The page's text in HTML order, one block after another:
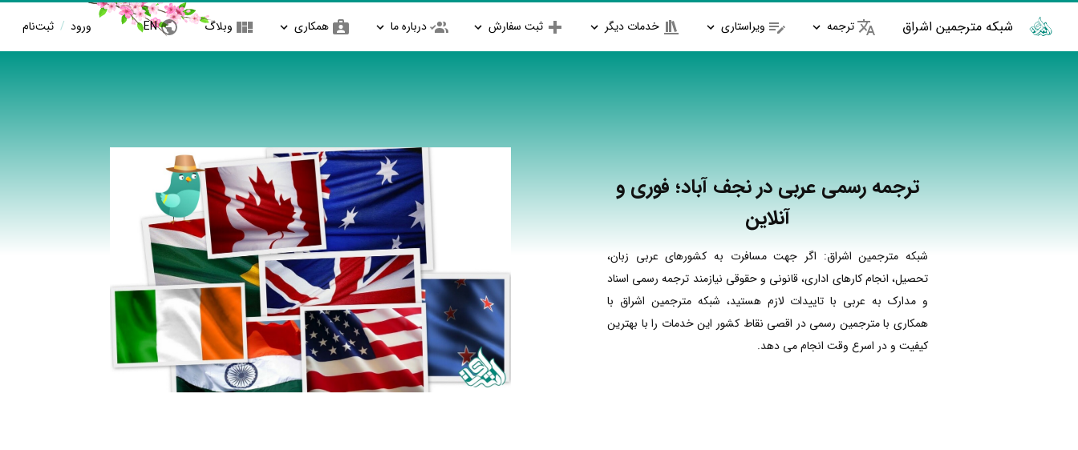
شبکه مترجمین اشراق ترجمه ویراستاری خدمات دیگر ثبت سفارش درباره ما همکاری وبلاگ EN ورود / ثبت‌نام
ترجمه رسمی عربی در نجف آباد؛ فوری و
آنلاین
شبکه مترجمین اشراق: اگر جهت مسافرت به کشورهای عربی زبان،
تحصیل، انجام کارهای اداری، قانونی و حقوقی نیازمند ترجمه رسمی اسناد
و مدارک به عربی با تاییدات لازم هستید، شبکه مترجمین اشراق با
همکاری با مترجمین رسمی در اقصی نقاط کشور این خدمات را با بهترین
کیفیت و در اسرع وقت انجام می دهد.